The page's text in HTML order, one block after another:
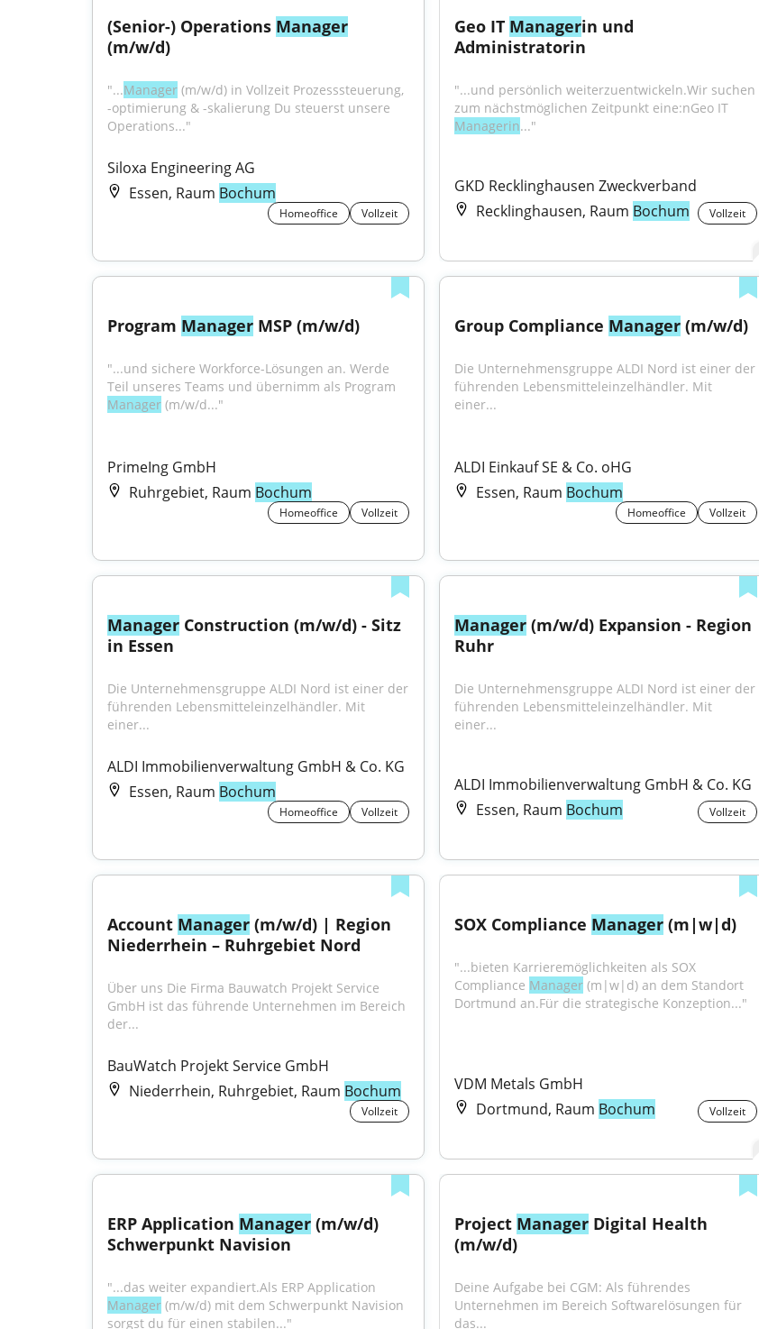
(Senior-) Operations Manager
(m/w/d)
"...Manager (m/w/d) in Vollzeit Prozesssteuerung,
-optimierung & -skalierung Du steuerst unsere
Operations..."
Siloxa Engineering AG
Essen, Raum Bochum
Homeoffice Vollzeit
Geo IT Managerin und
Administratorin
"...und persönlich weiterzuentwickeln.Wir suchen
Managerin..."
GKD Recklinghausen Zweckverband
Recklinghausen, Raum Bochum Vollzeit
Program Manager MSP (m/w/d)
"...und sichere Workforce-Lösungen an. Werde
Manager (m/w/d..."
PrimeIng GmbH
Ruhrgebiet, Raum Bochum
Homeoffice Vollzeit
Group Compliance Manager (m/w/d)
Die Unternehmensgruppe ALDI Nord ist einer der
führenden Lebensmitteleinzelhändler. Mit
einer...
ALDI Einkauf SE & Co. oHG
Essen, Raum Bochum
Homeoffice Vollzeit
Manager Construction (m/w/d) - Sitz
in Essen
Die Unternehmensgruppe ALDI Nord ist einer der
führenden Lebensmitteleinzelhändler. Mit
einer...
ALDI Immobilienverwaltung GmbH & Co. KG
Essen, Raum Bochum
Homeoffice Vollzeit
Manager (m/w/d) Expansion - Region
Ruhr
Die Unternehmensgruppe ALDI Nord ist einer der
führenden Lebensmitteleinzelhändler. Mit
einer...
ALDI Immobilienverwaltung GmbH & Co. KG
Essen, Raum Bochum Vollzeit
Account Manager (m/w/d) | Region
Niederrhein – Ruhrgebiet Nord
Über uns Die Firma Bauwatch Projekt Service
GmbH ist das führende Unternehmen im Bereich
der...
BauWatch Projekt Service GmbH
Niederrhein, Ruhrgebiet, Raum Bochum
Vollzeit
SOX Compliance Manager (m|w|d)
"...bieten Karrieremöglichkeiten als SOX
Compliance Manager (m|w|d) an dem Standort
Dortmund an.Für die strategische Konzeption..."
VDM Metals GmbH
Dortmund, Raum Bochum Vollzeit
ERP Application Manager (m/w/d)
Schwerpunkt Navision
Manager (m/w/d) mit dem Schwerpunkt Navision
sorgst du für einen stabilen..."
Project Manager Digital Health
(m/w/d)
Deine Aufgabe bei CGM: Als führendes
Unternehmen im Bereich Softwarelösungen für
das...